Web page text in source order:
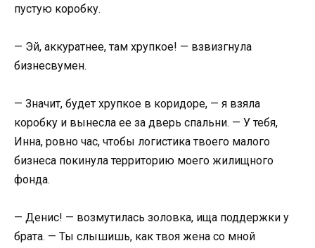
пустую коробку.
— Эй, аккуратнее, там хрупкое! — взвизгнула
бизнесвумен.
— Значит, будет хрупкое в коридоре, — я взяла
коробку и вынесла ее за дверь спальни. — У тебя,
Инна, ровно час, чтобы логистика твоего малого
бизнеса покинула территорию моего жилищного
фонда.
— Денис! — возмутилась золовка, ища поддержки у
брата. — Ты слышишь, как твоя жена со мной